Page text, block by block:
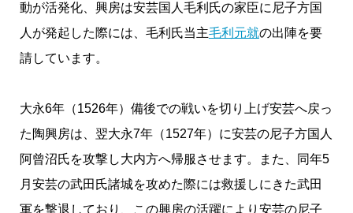
動が活発化、興房は安芸国人毛利氏の家臣に尼子方国
人が発起した際には、毛利氏当主毛利元就の出陣を要
請しています。
大永6年（1526年）備後での戦いを切り上げ安芸へ戻っ
た陶興房は、翌大永7年（1527年）に安芸の尼子方国人
阿曾沼氏を攻撃し大内方へ帰服させます。また、同年5
月安芸の武田氏諸城を攻めた際には救援しにきた武田
軍を撃退しており、この興房の活躍により安芸の尼子